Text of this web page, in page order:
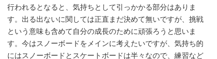
行われるとなると、気持ちとして引っかかる部分はありま
す。出る出ないに関しては正直まだ決めて無いですが、挑戦
という意味も含めて自分の成長のために頑張ろうと思いま
す。今はスノーボードをメインに考えたいですが、気持ち的
にはスノーボードとスケートボードは半々なので、練習など